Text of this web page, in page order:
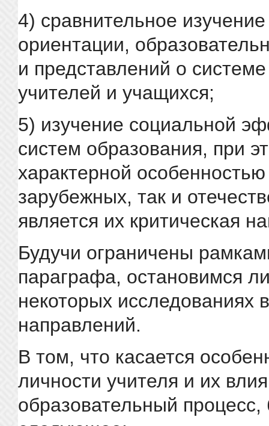
4) сравнительное
ориентации,
и представлений о
учителей и учащихся;
5) изучение социальной
систем образования, при
характерной особенностью
зарубежных, так и
является их критическая
Будучи ограничены
параграфа, остановимся
некоторых исследованиях
направлений.
В том, что касается
личности учителя и их
образовательный